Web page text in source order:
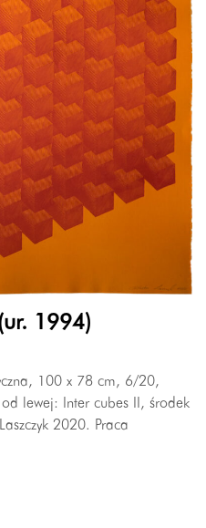
1994)
100 x 78 cm, 6/20,
lewej: Inter cubes II, środek
2020. Praca